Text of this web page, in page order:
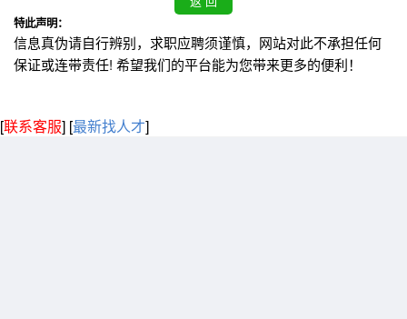
特此声明：
信息真伪请自行辨别，求职应聘须谨慎，网站对此不承担任何
保证或连带责任! 希望我们的平台能为您带来更多的便利！
[联系客服] [最新找人才]